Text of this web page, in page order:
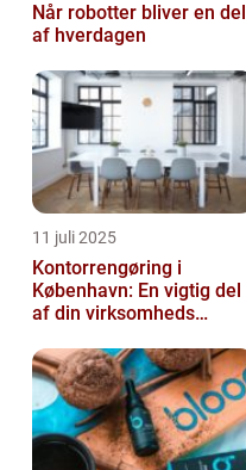
Når robotter bliver en del
af hverdagen
11 juli 2025
Kontorrengøring i
København: En vigtig del
af din virksomheds